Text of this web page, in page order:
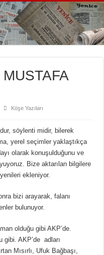
Köşe Yazıları
söylenti midir, bilerek
yerel seçimler yaklaştıkça
olarak konuşulduğunu ve
Bize aktarılan bilgilere
ekleniyor.
bizi arayarak, falanı
bulunuyor.
olduğu gibi AKP’de.
AKP’de adları
Mısırlı, Ufuk Bağbaşı,